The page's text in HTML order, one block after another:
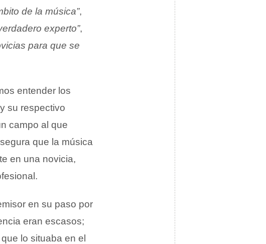
de la música”,
experto”,
para que se
entender los
su respectivo
campo al que
que la música
en una novicia,
en su paso por
eran escasos;
que lo situaba en el